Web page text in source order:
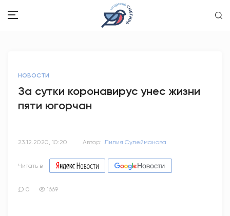
ОБРАЗОВАНИЕ
НОВОСТИ
За сутки коронавирус унес жизни
пяти югорчан
23.12.2020, 10:20 Автор: Лилия Сулейманова
Читать в
0 1669